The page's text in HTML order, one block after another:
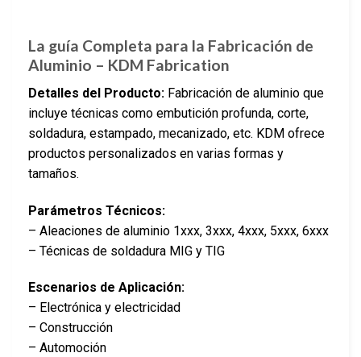
La guía Completa para la Fabricación de
Aluminio – KDM Fabrication
Detalles del Producto: Fabricación de aluminio que
incluye técnicas como embutición profunda, corte,
soldadura, estampado, mecanizado, etc. KDM ofrece
productos personalizados en varias formas y
tamaños.
Parámetros Técnicos:
– Aleaciones de aluminio 1xxx, 3xxx, 4xxx, 5xxx, 6xxx
– Técnicas de soldadura MIG y TIG
Escenarios de Aplicación:
– Electrónica y electricidad
– Construcción
– Automoción